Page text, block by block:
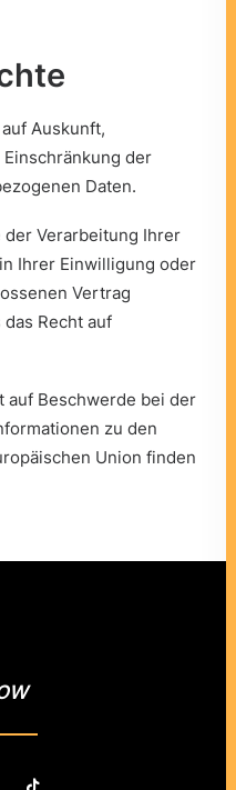
Auskunft,
der
Daten.
Verarbeitung Ihrer
Ihrer Einwilligung oder
Vertrag
Recht auf
auf Beschwerde bei der
zu den
Union finden